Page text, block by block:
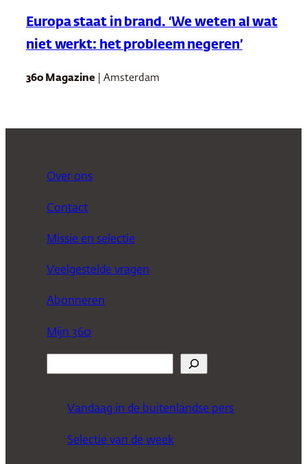
Europa staat in brand. ‘We weten al wat
niet werkt: het probleem negeren’
360 Magazine | Amsterdam
Over ons
Contact
Missie en selectie
Veelgestelde vragen
Abonneren
Mijn 360
Vandaag in de buitenlandse pers
Selectie van de week